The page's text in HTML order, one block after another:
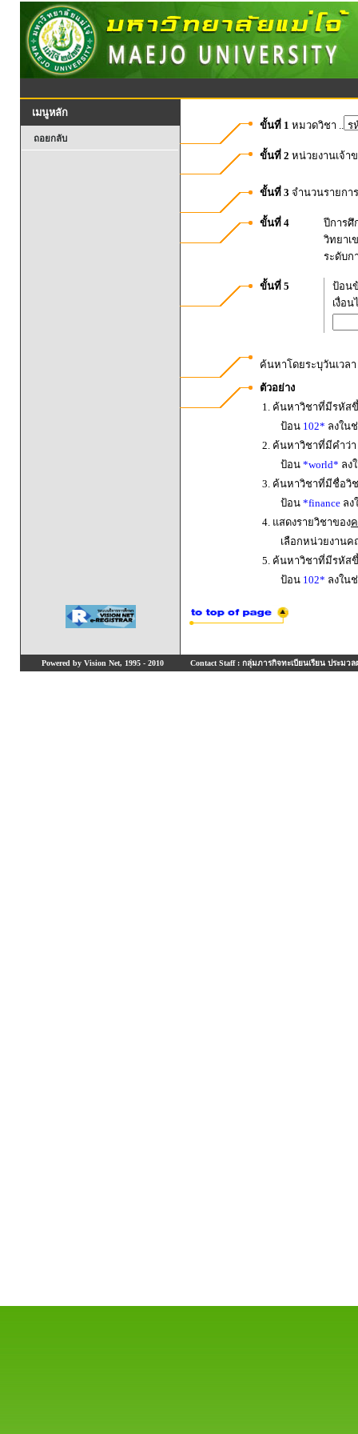
เมนูหลัก
ถอยกลับ
ขั้นที่ 1 หมวดวิชา ..
ขั้นที่ 2 หน่วยงานเจ้า
ขั้นที่ 3 จำนวนรายก
ขั้นที่ 4
ปีการศึ
วิทยาเ
ระดับก
ขั้นที่ 5
ป้อน
เงื่อน
ค้นหาโดยระบุวันเวล
ตัวอย่าง
1. ค้นหาวิชาที่มีรหัส
ป้อน 102* ลงใน
2. ค้นหาวิชาที่มีคำว่า
ป้อน *world* ลง
3. ค้นหาวิชาที่มีชื่อวิ
ป้อน *finance ลง
4. แสดงรายวิชาของ
เลือกหน่วยงาน
5. ค้นหาวิชาที่มีรหัส
ป้อน 102* ลงใน
Powered by Vision Net, 1995 - 2010 Contact Staff : กลุ่มภารกิจทะเบียนเรียน ประมวล